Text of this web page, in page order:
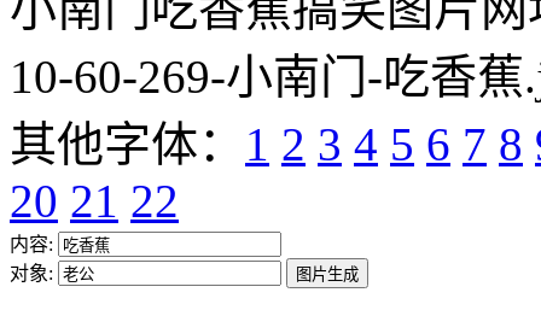
10-60-269-小南门-吃香蕉
其他字体： 1 2 3 4 5 6 7 8
20 21 22
内容:
对象: